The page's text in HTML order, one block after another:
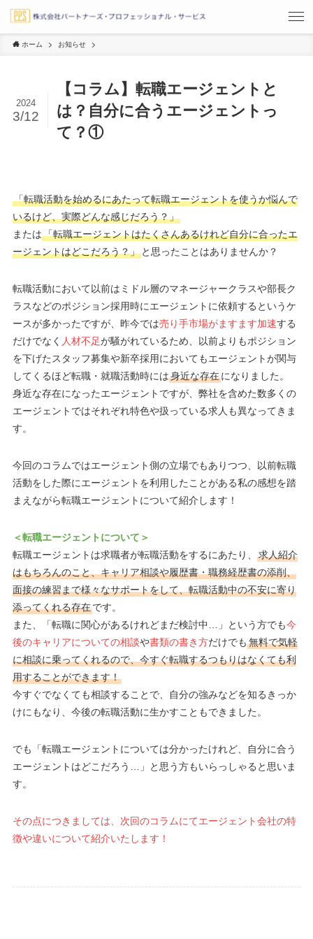
ホーム お知らせ
【コラム】転職エージェントと
は？自分に合うエージェントっ
て？①
2024
3/12
「転職活動を始めるにあたって転職エージェントを使うか悩んで
いるけど、実際どんな感じだろう？」
または「転職エージェントはたくさんあるけれど自分に合ったエ
ージェントはどこだろう？」と思ったことはありませんか？
転職活動において以前はミドル層のマネージャークラスや部長ク
ラスなどのポジション採用時にエージェントに依頼するというケ
ースが多かったですが、昨今では売り手市場がますます加速する
だけでなく 人材不足が騒がれているため、以前よりもポジション
を下げたスタッフ募集や新卒採用においてもエージェントが関与
してくるほど転職・就職活動時には身近な存在になりました。
身近な存在になったエージェントですが、弊社を含めた数多くの
エージェントではそれぞれ特色や扱っている求人も異なってきま
す。
今回のコラムではエージェント側の立場でもありつつ、以前転職
活動をした際にエージェントを利用したことがある私の感想を踏
まえながら転職エージェントについて紹介します！
＜転職エージェントについて＞
転職エージェントは求職者が転職活動をするにあたり、
求人紹介
はもちろんのこと、キャリア相談や履歴書・職務経歴書の添削、
面接の練習まで様々なサポートをして、転職活動中の不安に寄り
添ってくれる存在です。
また、「転職に関心があるけれどまだ検討中…」という方でも今
後のキャリアについての相談や書類の書き方だけでも 無料で気軽
に相談に乗ってくれるので、今すぐ転職するつもりはなくても利
用することができます！
今すぐでなくても相談することで、自分の強みなどを知るきっか
けにもなり、今後の転職活動に生かすこともできました。
でも「転職エージェントについては分かったけれど、自分に合う
エージェントはどこだろう…」と思う方もいらっしゃると思いま
す。
その点につきましては、次回のコラムにてエージェント会社の特
徴や違いについて紹介いたします！